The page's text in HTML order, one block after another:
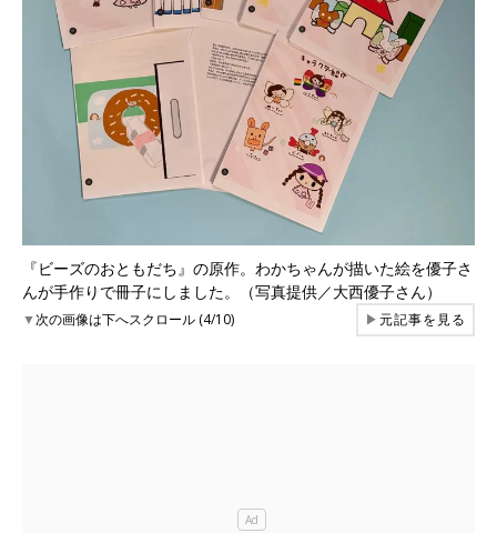
『ビーズのおともだち』の原作。わかちゃんが描いた絵を優子さ
んが手作りで冊子にしました。（写真提供／大西優子さん）
▼次の画像は下へスクロール (4/10) ▶元記事を見る